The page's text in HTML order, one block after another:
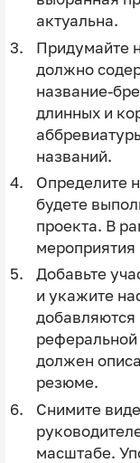
актуальна.
Придумайте
должно
название-
длинных и
названий.
Определите
будете
проекта. В
мероприятия
Добавьте
и укажите
добавляются
должен
резюме.
Снимите
масштабе.